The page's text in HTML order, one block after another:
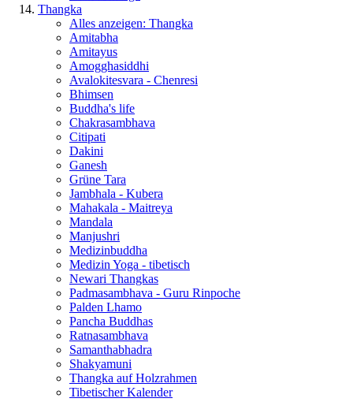
Thangka
Alles anzeigen: Thangka
Amitabha
Amitayus
Amogghasiddhi
Avalokitesvara - Chenresi
Bhimsen
Buddha's life
Chakrasambhava
Citipati
Dakini
Ganesh
Grüne Tara
Jambhala - Kubera
Mahakala - Maitreya
Mandala
Manjushri
Medizinbuddha
Medizin Yoga - tibetisch
Newari Thangkas
Padmasambhava - Guru Rinpoche
Palden Lhamo
Pancha Buddhas
Ratnasambhava
Samanthabhadra
Shakyamuni
Thangka auf Holzrahmen
Tibetischer Kalender